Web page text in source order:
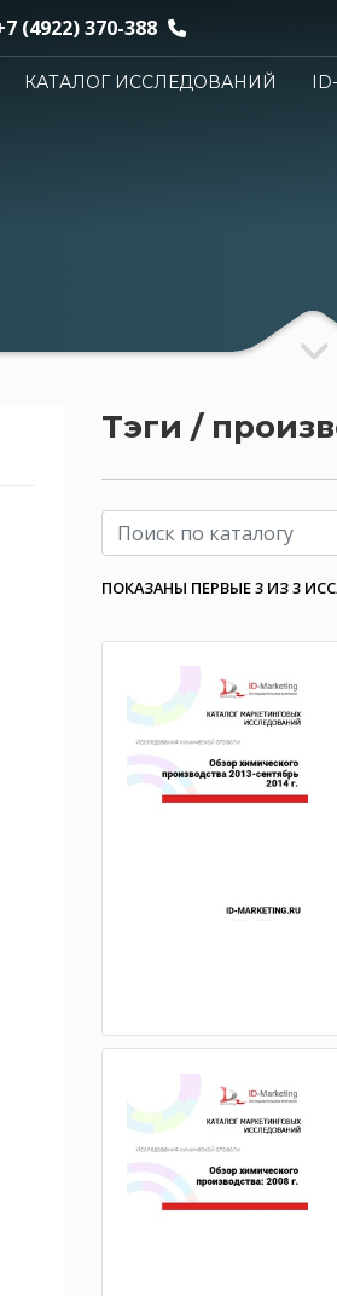
(4922) 370-388
КАТАЛОГ ИССЛЕДОВАНИЙ
Тэги /
ПОКАЗАНЫ ПЕРВЫЕ 3 ИЗ 3